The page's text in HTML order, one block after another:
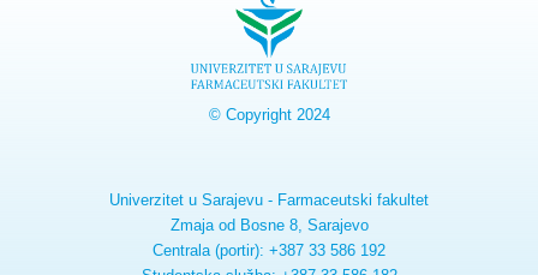
© Copyright 2024
Univerzitet u Sarajevu - Farmaceutski fakultet
Zmaja od Bosne 8, Sarajevo
Centrala (portir): +387 33 586 192